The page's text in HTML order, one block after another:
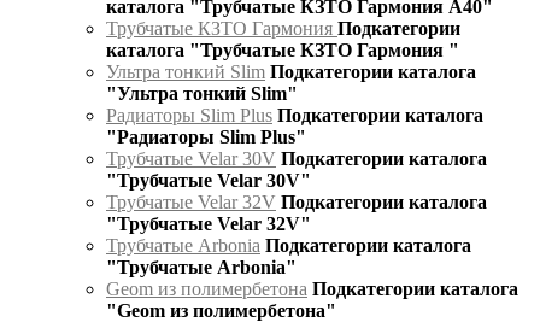
каталога "Трубчатые КЗТО Гармония А40"
Трубчатые КЗТО Гармония Подкатегории
каталога "Трубчатые КЗТО Гармония "
Ультра тонкий Slim Подкатегории каталога
"Ультра тонкий Slim"
Радиаторы Slim Plus Подкатегории каталога
"Радиаторы Slim Plus"
Трубчатые Velar 30V Подкатегории каталога
"Трубчатые Velar 30V"
Трубчатые Velar 32V Подкатегории каталога
"Трубчатые Velar 32V"
Трубчатые Arbonia Подкатегории каталога
"Трубчатые Arbonia"
Geom из полимербетона Подкатегории каталога
"Geom из полимербетона"